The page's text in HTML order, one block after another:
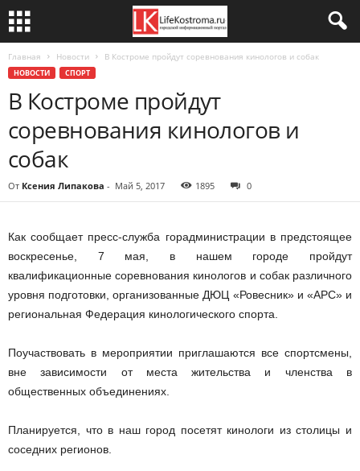
Главная Новости В Костроме пройдут соревнования кинологов и собак
НОВОСТИ СПОРТ
В Костроме пройдут
соревнования кинологов и
собак
От Ксения Липакова - Май 5, 2017 1895 0
Как сообщает пресс-служба горадминистрации в предстоящее
воскресенье, 7 мая, в нашем городе пройдут
квалификационные соревнования кинологов и собак различного
уровня подготовки, организованные ДЮЦ «Ровесник» и «АРС» и
региональная Федерация кинологического спорта.
Поучаствовать в мероприятии приглашаются все спортсмены,
вне зависимости от места жительства и членства в
общественных объединениях.
Планируется, что в наш город посетят кинологи из столицы и
соседних регионов.